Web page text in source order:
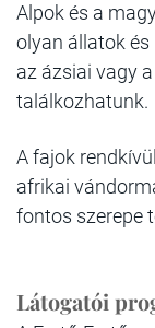
Alpok és a
olyan állatok és
az ázsiai vagy
találkozhatunk.
A fajok
afrikai
fontos szerepe
Látogatói